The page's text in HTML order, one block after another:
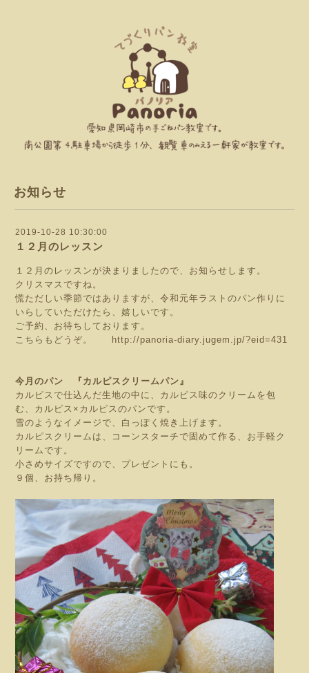
お知らせ
2019-10-28 10:30:00
１２月のレッスン
１２月のレッスンが決まりましたので、お知らせします。
クリスマスですね。
慌ただしい季節ではありますが、令和元年ラストのパン作りに
いらしていただけたら、嬉しいです。
ご予約、お待ちしております。
こちらもどうぞ。
http://panoria-diary.jugem.jp/?eid=431
今月のパン 『カルピスクリームパン』
カルピスで仕込んだ生地の中に、カルピス味のクリームを包
む、カルピス×カルピスのパンです。
雪のようなイメージで、白っぽく焼き上げます。
カルピスクリームは、コーンスターチで固めて作る、お手軽ク
リームです。
小さめサイズですので、プレゼントにも。
９個、お持ち帰り。